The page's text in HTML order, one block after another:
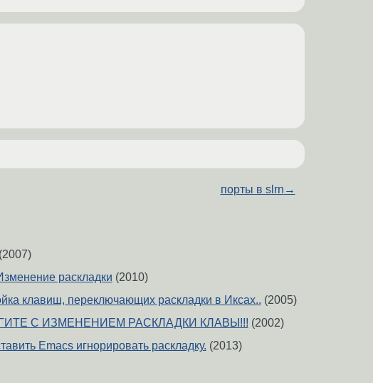
порты в slrn →
раскладки (2010)
клавиш, переключающих раскладки в Иксах.. (2005)
С ИЗМЕНЕНИЕМ РАСКЛАДКИ КЛАВЫ!!! (2002)
Emacs игнорировать раскладку. (2013)